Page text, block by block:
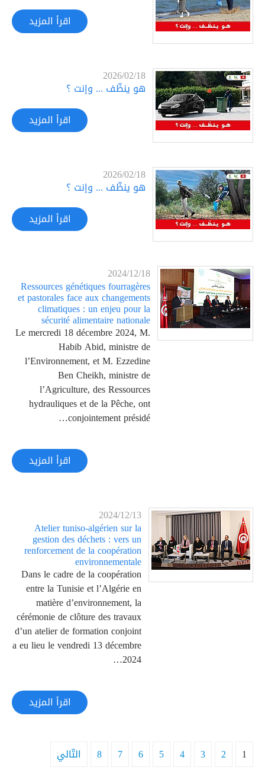
اقرأ المزيد
2026/02/18
هو ينظّف ... وإنت ؟
اقرأ المزيد
2026/02/18
هو ينظّف ... وإنت ؟
اقرأ المزيد
2024/12/18
Ressources génétiques fourragères
et pastorales face aux changements
climatiques : un enjeu pour la
sécurité alimentaire nationale
Le mercredi 18 décembre 2024, M.
Habib Abid, ministre de
l’Environnement, et M. Ezzedine
Ben Cheikh, ministre de
l’Agriculture, des Ressources
hydrauliques et de la Pêche, ont
conjointement présidé…
اقرأ المزيد
2024/12/13
Atelier tuniso-algérien sur la
gestion des déchets : vers un
renforcement de la coopération
environnementale
Dans le cadre de la coopération
entre la Tunisie et l’Algérie en
matière d’environnement, la
cérémonie de clôture des travaux
d’un atelier de formation conjoint
a eu lieu le vendredi 13 décembre
2024…
اقرأ المزيد
1
2
3
4
5
6
7
8 التّالي